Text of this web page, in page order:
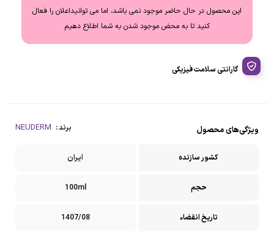
این محصول در حال حاضر موجود نمی باشد، اما می توانیداعلان را فعال
کنید تا به محض موجود شدن به شما اطلاع دهیم
گارانتی سلامت فیزیکی
برند : NEUDERM ویژگی‌های محصول
کشور سازنده ایران
حجم 100ml
تاریخ انقضاء 1407/08